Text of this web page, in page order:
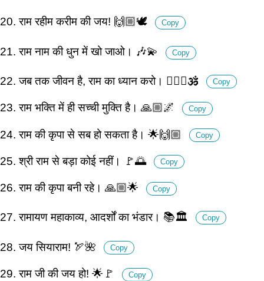
20. राम रहीम करीम की जय! 🙌🏼🕊️ Copy
21. राम नाम की धुन में खो जाओ। 🎶💫 Copy
22. जब तक जीवन है, राम का ध्यान करो। 🧘🏽‍♂️🕉️ Copy
23. राम भक्ति में ही सच्ची मुक्ति है। 🙏🏼🌌 Copy
24. राम की कृपा से सब हो सकता है। 🌟🙌🏼 Copy
25. श्री राम से बड़ा कोई नहीं। 🚩🌅 Copy
26. राम की कृपा बनी रहे। 🙏🏼🌟 Copy
27. रामायण महाकाव्य, आदर्शों का भंडार। 📚🏛️ Copy
28. जय सियाराम! 🏹🌺 Copy
29. राम जी की जय हो! 🌟🚩 Copy